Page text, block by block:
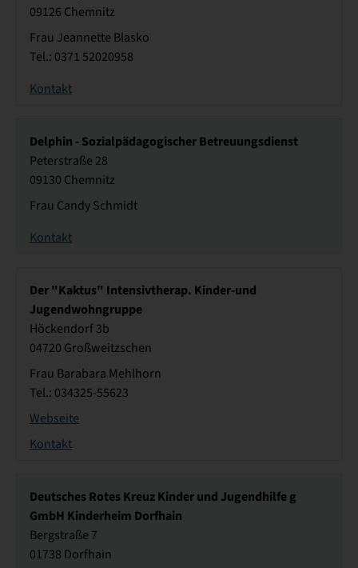
09126 Chemnitz
Frau Jeannette Blasko
Tel.: 0371 52020958
Kontakt
Delphin - Sozialpädagogischer Betreuungsdienst
Peterstraße 28
09130 Chemnitz
Frau Candy Schmidt
Kontakt
Der "Kaktus" Intensivtherap. Kinder-und
Jugendwohngruppe
Höckendorf 3b
04720 Großweitzschen
Frau Barabara Mehlhorn
Tel.: 034325-55623
Webseite
Kontakt
Deutsches Rotes Kreuz Kinder und Jugendhilfe g
GmbH Kinderheim Dorfhain
Bergstraße 7
01738 Dorfhain